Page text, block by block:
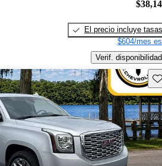
El precio incluye tasas
$604/mes
Verif. disponibilidad